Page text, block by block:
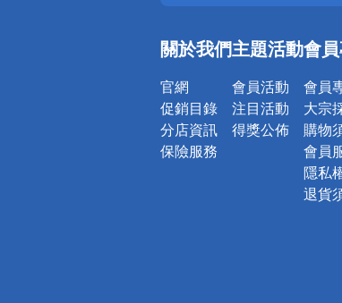
關於我們
官網
促銷目錄
分店資訊
保險服務
主題活動
會員活動
注目活動
得獎公佈
會
會員
大宗
購物
會員
隱私
退貨